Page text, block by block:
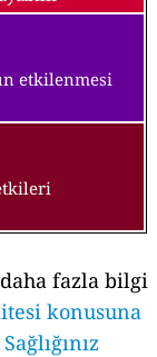
etkilenmesi
fazla bilgi
konusuna